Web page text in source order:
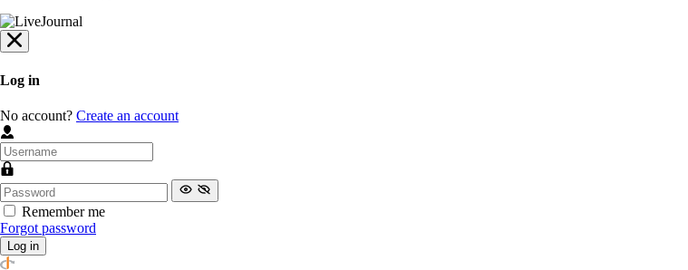
Log in
No account? Create an account
Remember me
Forgot password
Log in